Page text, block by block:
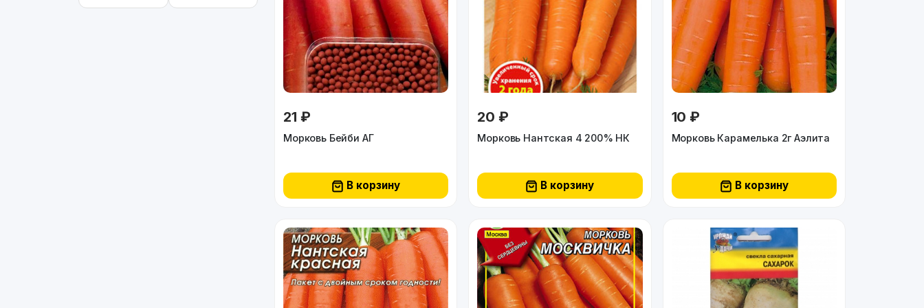
21 ₽
Морковь Бейби АГ
В корзину
20 ₽
Морковь Нантская 4 200% НК
В корзину
10 ₽
Морковь Карамелька 2г Аэлита
В корзину